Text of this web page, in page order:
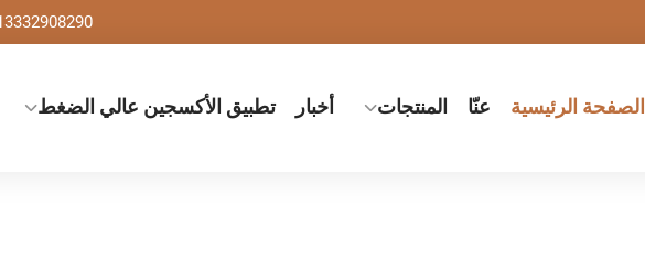
الصفحة الرئيسية عنّا المنتجات أخبار تطبيق الأكسجين عالي الضغط